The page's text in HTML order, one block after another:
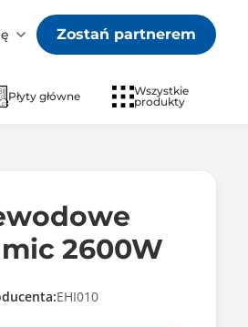
Zostań partnerem
Płyty główne
Wszystkie
produkty
2600W
EHI010